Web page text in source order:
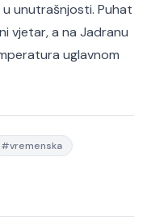
unutrašnjosti. Puhat
vjetar, a na Jadranu
uglavnom
#vremenska